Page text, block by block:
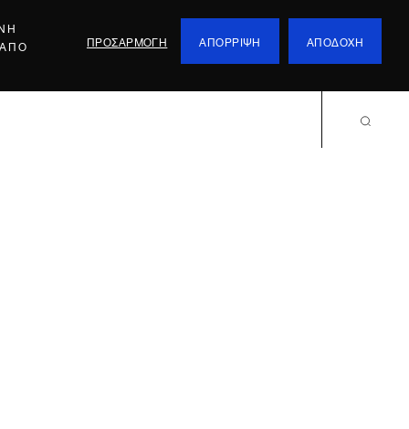
ΠΡΟΣΑΡΜΟΓΗ ΑΠΟΡΡΙΨΗ ΑΠΟΔΟΧΗ